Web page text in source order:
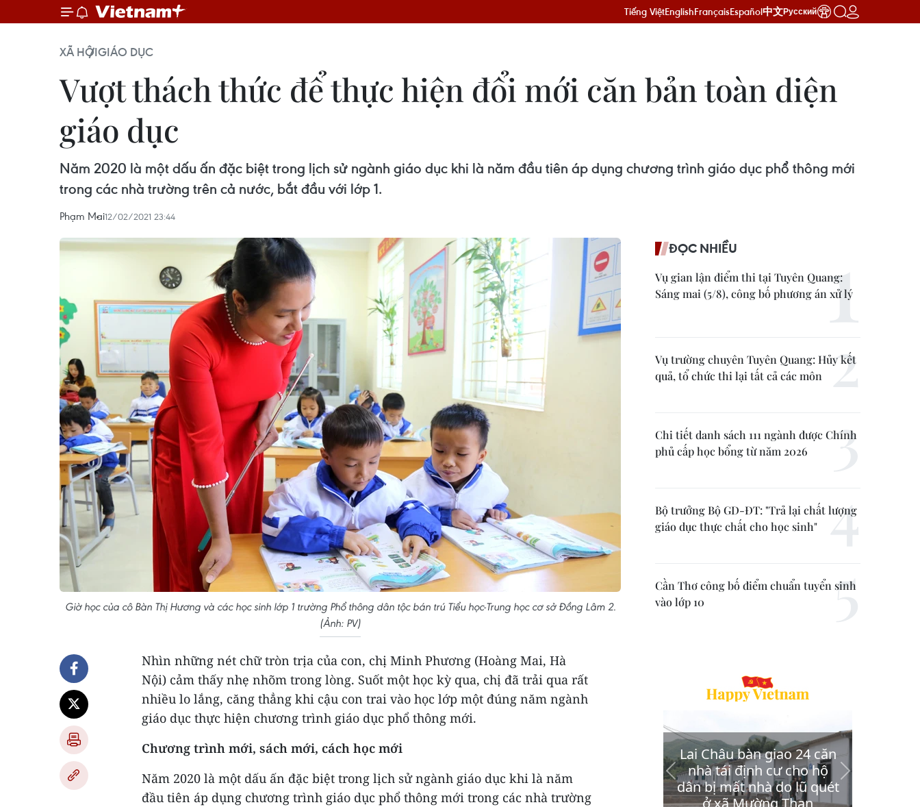
Tiếng ViệtEnglishFrançaisEspañol中文Русский
XÃ HỘIGIÁO DỤC
Vượt thách thức để thực hiện đổi mới căn bản toàn diện
giáo dục
Năm 2020 là một dấu ấn đặc biệt trong lịch sử ngành giáo dục khi là năm đầu tiên áp dụng chương trình giáo dục phổ thông mới
trong các nhà trường trên cả nước, bắt đầu với lớp 1.
Phạm Mai12/02/2021 23:44
Giờ học của cô Bàn Thị Hương và các học sinh lớp 1 trường Phổ thông dân tộc bán trú Tiểu học-Trung học cơ sở Đồng Lâm 2.
(Ảnh: PV)
Nhìn những nét chữ tròn trịa của con, chị Minh Phương (Hoàng Mai, Hà
Nội) cảm thấy nhẹ nhõm trong lòng. Suốt một học kỳ qua, chị đã trải qua rất
nhiều lo lắng, căng thẳng khi cậu con trai vào học lớp một đúng năm ngành
giáo dục thực hiện chương trình giáo dục phổ thông mới.
Chương trình mới, sách mới, cách học mới
Năm 2020 là một dấu ấn đặc biệt trong lịch sử ngành giáo dục khi là năm
đầu tiên áp dụng chương trình giáo dục phổ thông mới trong các nhà trường
ĐỌC NHIỀU
Vụ gian lận điểm thi tại Tuyên Quang:
Sáng mai (5/8), công bố phương án xử lý
Vụ trường chuyên Tuyên Quang: Hủy kết
quả, tổ chức thi lại tất cả các môn
Chi tiết danh sách 111 ngành được Chính
phủ cấp học bổng từ năm 2026
Bộ trưởng Bộ GD-ĐT: "Trả lại chất lượng
giáo dục thực chất cho học sinh"
Cần Thơ công bố điểm chuẩn tuyển sinh
vào lớp 10